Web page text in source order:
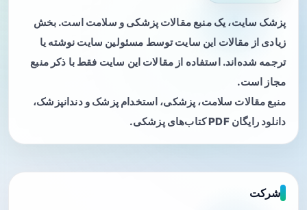
پزشک سایت، یک منبع مقالات پزشکی و سلامت است. بخش
زیادی از مقالات این سایت توسط مسئولین سایت نوشته یا
ترجمه شده‌اند. استفاده از مقالات این سایت فقط با ذکر منبع
مجاز است.
منبع مقالات سلامت، پزشکی، استخدام پزشک و دندانپزشک،
دانلود رایگان PDF کتاب‌های پزشکی.
شرکت